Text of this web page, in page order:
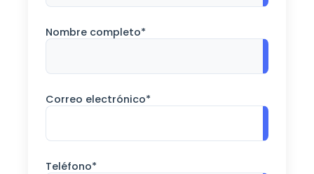
Nombre completo*
Correo electrónico*
Teléfono*